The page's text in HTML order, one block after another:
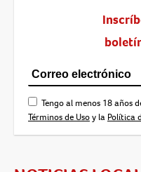
Tengo al menos 18 años
Términos de Usoy la Política